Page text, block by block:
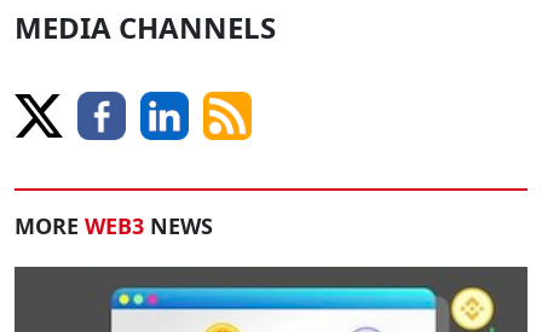
MEDIA CHANNELS
MORE WEB3 NEWS